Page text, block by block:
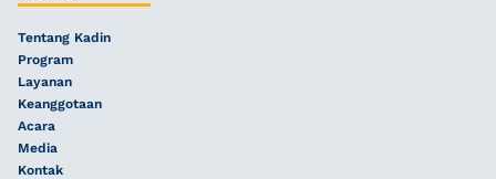
Tentang Kadin
Program
Layanan
Keanggotaan
Acara
Media
Kontak